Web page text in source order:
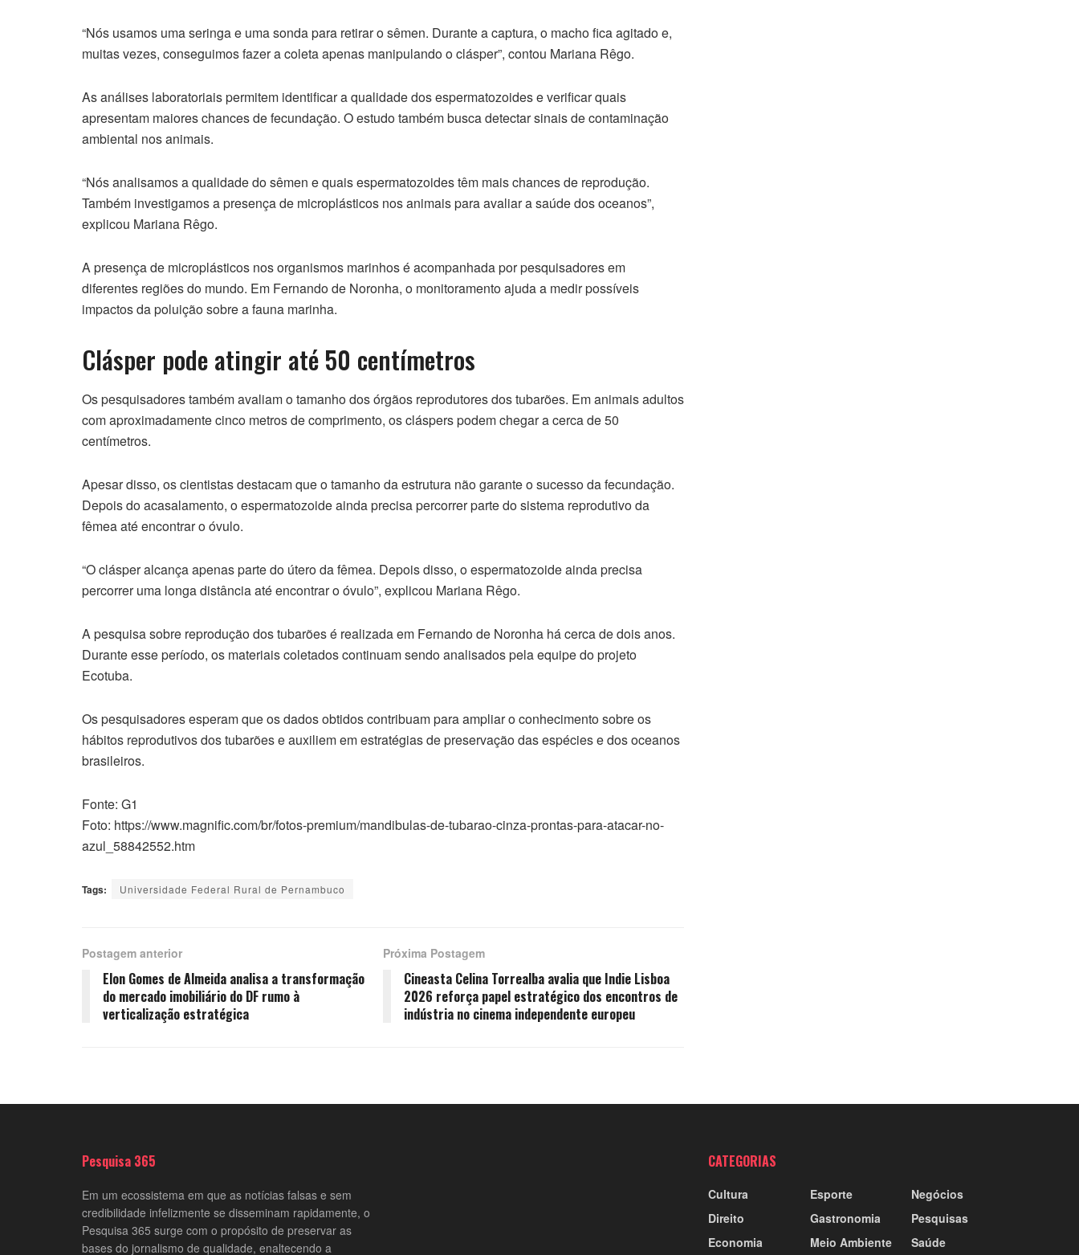
“Nós usamos uma seringa e uma sonda para retirar o sêmen. Durante a captura, o macho fica agitado e,
muitas vezes, conseguimos fazer a coleta apenas manipulando o clásper”, contou Mariana Rêgo.
As análises laboratoriais permitem identificar a qualidade dos espermatozoides e verificar quais
apresentam maiores chances de fecundação. O estudo também busca detectar sinais de contaminação
ambiental nos animais.
“Nós analisamos a qualidade do sêmen e quais espermatozoides têm mais chances de reprodução.
Também investigamos a presença de microplásticos nos animais para avaliar a saúde dos oceanos”,
explicou Mariana Rêgo.
A presença de microplásticos nos organismos marinhos é acompanhada por pesquisadores em
diferentes regiões do mundo. Em Fernando de Noronha, o monitoramento ajuda a medir possíveis
impactos da poluição sobre a fauna marinha.
Clásper pode atingir até 50 centímetros
Os pesquisadores também avaliam o tamanho dos órgãos reprodutores dos tubarões. Em animais adultos
com aproximadamente cinco metros de comprimento, os cláspers podem chegar a cerca de 50
centímetros.
Apesar disso, os cientistas destacam que o tamanho da estrutura não garante o sucesso da fecundação.
Depois do acasalamento, o espermatozoide ainda precisa percorrer parte do sistema reprodutivo da
fêmea até encontrar o óvulo.
“O clásper alcança apenas parte do útero da fêmea. Depois disso, o espermatozoide ainda precisa
percorrer uma longa distância até encontrar o óvulo”, explicou Mariana Rêgo.
A pesquisa sobre reprodução dos tubarões é realizada em Fernando de Noronha há cerca de dois anos.
Durante esse período, os materiais coletados continuam sendo analisados pela equipe do projeto
Ecotuba.
Os pesquisadores esperam que os dados obtidos contribuam para ampliar o conhecimento sobre os
hábitos reprodutivos dos tubarões e auxiliem em estratégias de preservação das espécies e dos oceanos
brasileiros.
Fonte: G1
Foto: https://www.magnific.com/br/fotos-premium/mandibulas-de-tubarao-cinza-prontas-para-atacar-no-
azul_58842552.htm
Tags: Universidade Federal Rural de Pernambuco
Postagem anterior
Elon Gomes de Almeida analisa a transformação
do mercado imobiliário do DF rumo à
verticalização estratégica
Próxima Postagem
Cineasta Celina Torrealba avalia que Indie Lisboa
2026 reforça papel estratégico dos encontros de
indústria no cinema independente europeu
Pesquisa 365
Em um ecossistema em que as notícias falsas e sem
credibilidade infelizmente se disseminam rapidamente, o
Pesquisa 365 surge com o propósito de preservar as
bases do jornalismo de qualidade, enaltecendo a
CATEGORIAS
Cultura
Direito
Economia
Esporte
Gastronomia
Meio Ambiente
Negócios
Pesquisas
Saúde